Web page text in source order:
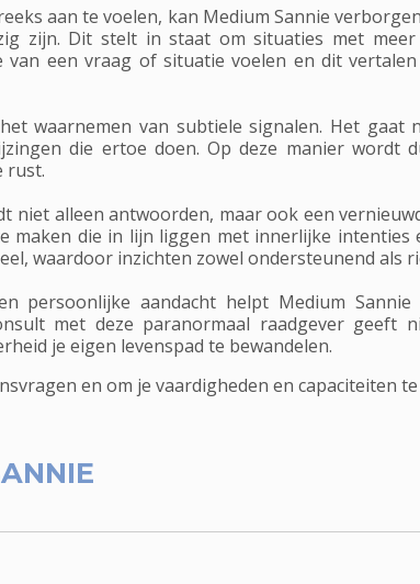
aan te voelen, kan Medium Sannie
zijn. Dit stelt in staat om situaties met
van een vraag of situatie voelen en dit
waarnemen van subtiele signalen. Het gaat
die ertoe doen. Op deze manier wordt
rust.
niet alleen antwoorden, maar ook een
die in lijn liggen met innerlijke intenties
waardoor inzichten zowel ondersteunend als
persoonlijke aandacht helpt Medium
met deze paranormaal raadgever geeft
je eigen levenspad te bewandelen.
en om je vaardigheden en capaciteiten